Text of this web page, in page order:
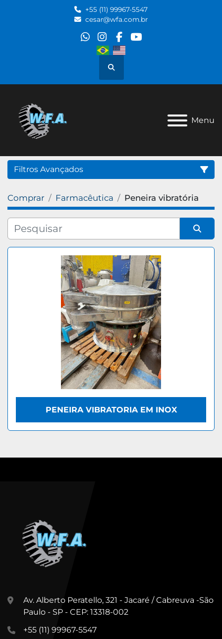
+55 (11) 99967-5547
cesar@wfa.com.br
whatsapp
instagram
facebook
youtube
Pesquisar
Menu
Filtros Avançados
Categoria
Fabricante
Comprar Farmacêutica Peneira vibratória
Organizar por
PENEIRA VIBRATORIA EM INOX
Av. Alberto Peratello, 321 - Jacaré / Cabreuva -São
Paulo - SP - CEP: 13318-002
+55 (11) 99967-5547